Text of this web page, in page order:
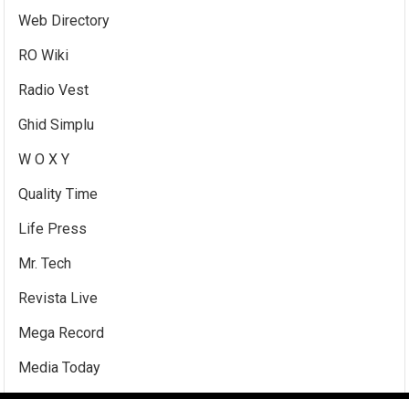
Web Directory
RO Wiki
Radio Vest
Ghid Simplu
W O X Y
Quality Time
Life Press
Mr. Tech
Revista Live
Mega Record
Media Today